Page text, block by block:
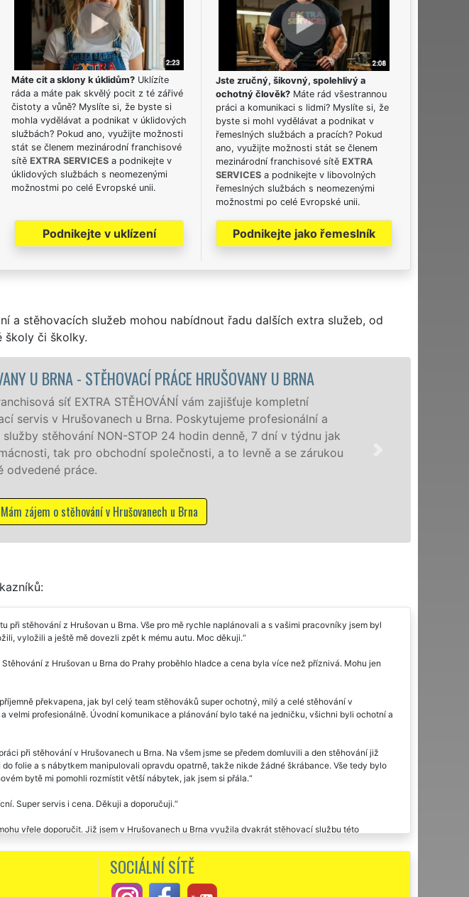
Máte cit a sklony k úklidům?Uklízíte
ráda a máte pak skvělý pocit z té zářivé
čistoty a vůně? Myslíte si, že byste si
mohla vydělávat a podnikat v úklidových
službách? Pokud ano, využijte možnosti
stát se členem mezinárodní franchisové
sítě EXTRA SERVICESa podnikejte v
úklidových službách s neomezenými
možnostmi po celé Evropské unii.
Podnikejte v uklízení
Jste zručný, šikovný, spolehlivý a
ochotný člověk? Máte rád všestrannou
práci a komunikaci s lidmi? Myslíte si, že
byste si mohl vydělávat a podnikat v
řemeslných službách a pracích? Pokud
ano, využijte možnosti stát se členem
mezinárodní franchisové sítě EXTRA
SERVICES a podnikejte v libovolných
řemeslných službách s neomezenými
možnostmi po celé Evropské unii.
Podnikejte jako řemeslník
a stěhovacích služeb mohou nabídnout řadu dalších extra služeb, od
školy či školky.
a
týdnu jak
zárukou
STĚHOVACÍ SLUŽBA HRUŠOVANY U BRNA -
úrovni se speciální
domácnostem i firmám v
kvality franchisové sítě
při stěhování z Hrušovan u Brna. Vše pro mě rychle naplánovali a s vašimi pracovníky jsem byl
vyložili a ještě mě dovezli zpět k mému autu. Moc děkuji.
z Hrušovan u Brna do Prahy proběhlo hladce a cena byla více než příznivá. Mohu jen
překvapena, jak byl celý team stěhováků super ochotný, milý a celé stěhování v
velmi profesionálně. Úvodní komunikace a plánování bylo také na jedničku, všichni byli ochotní a
při stěhování v Hrušovanech u Brna. Na všem jsme se předem domluvili a den stěhování již
folie a s nábytkem manipulovali opravdu opatrně, takže nikde žádné škrábance. Vše tedy bylo
bytě mi pomohli rozmístit větší nábytek, jak jsem si přála.
Super servis i cena. Děkuji a doporučuji.
vřele doporučit. Již jsem v Hrušovanech u Brna využila dvakrát stěhovací službu této
vřele doporučuju. Špičkové stěhovací služby...
se stěhováním i cenou. Děkuji a doporučuji. Díky za vaši ochotu.
SOCIÁLNÍ SÍTĚ